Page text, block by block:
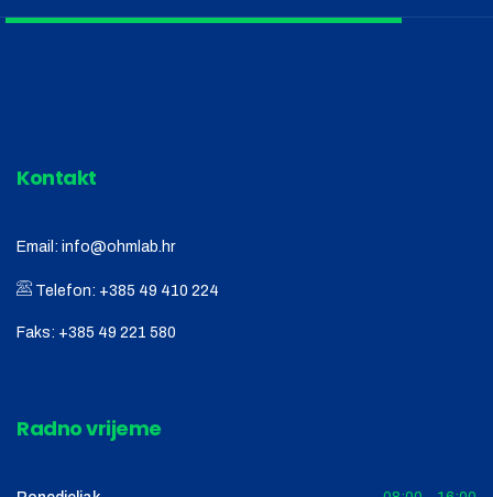
Kontakt
Email: info@ohmlab.hr
Telefon: +385 49 410 224
Faks: +385 49 221 580
Radno vrijeme